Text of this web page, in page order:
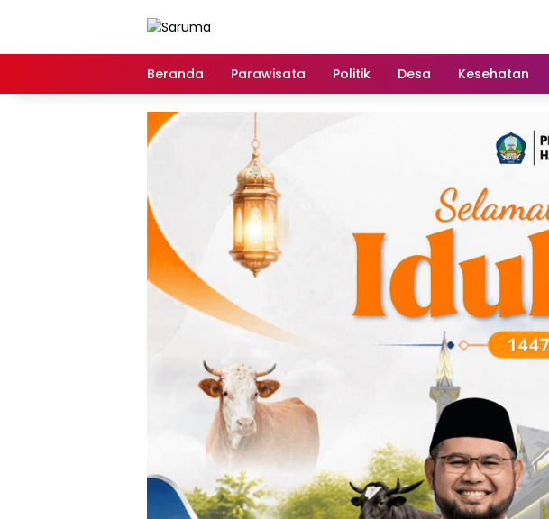
Beranda Parawisata Politik Desa Kesehatan